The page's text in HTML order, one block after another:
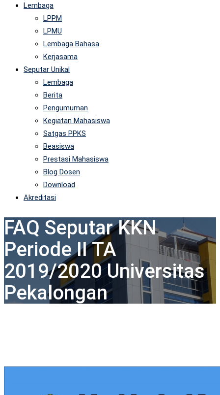
Lembaga
LPPM
LPMU
Lembaga Bahasa
Kerjasama
Seputar Unikal
Lembaga
Berita
Pengumuman
Kegiatan Mahasiswa
Satgas PPKS
Beasiswa
Prestasi Mahasiswa
Blog Dosen
Download
Akreditasi
FAQ Seputar KKN
Periode II TA
2019/2020 Universitas
Pekalongan